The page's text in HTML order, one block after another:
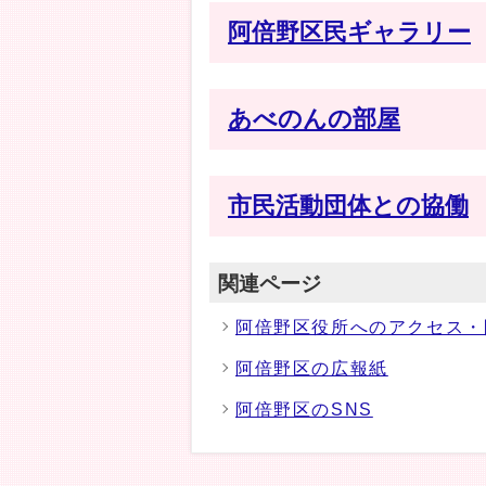
阿倍野区民ギャラリー
あべのんの部屋
市民活動団体との協働
関連ページ
阿倍野区役所へのアクセス
阿倍野区の広報紙
阿倍野区のSNS